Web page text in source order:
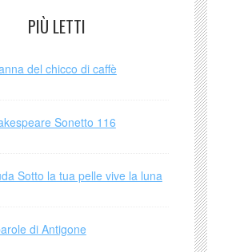
PIÙ LETTI
del chicco di caffè
Sonetto 116
Sotto la tua pelle vive la luna
di Antigone